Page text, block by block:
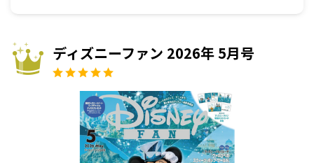
ディズニーファン 2026年 5月号